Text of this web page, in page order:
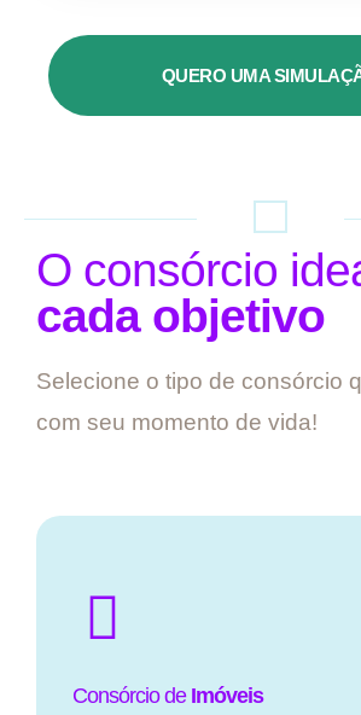
QUERO UMA
O consórcio
cada objetivo
Selecione o tipo de consórcio
com seu momento de vida!
Consórcio de Imóveis